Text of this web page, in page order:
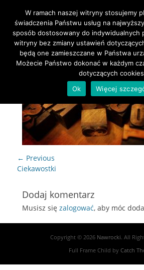
Primary Menu
Skip
to
content
Nawigacja
wpisu
← Previous
Previous
Ciekawostki
Dodaj komentarz
Musisz się zalogować, aby móc
Copyright © 2026 Nawrocki. All
Full Frame Child by Catch
W ramach naszej witryny stosujemy
świadczenia Państwu usług na
sposób dostosowany do indywidualnych
witryny bez zmiany ustawień
będą one zamieszczane w Państwa
Możecie Państwo dokonać w każdym
dotyczących
Ok
Więcej